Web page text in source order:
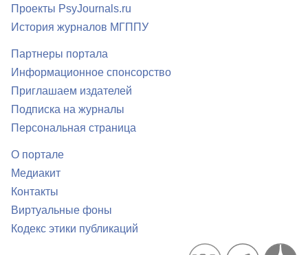
Проекты PsyJournals.ru
История журналов МГППУ
Партнеры портала
Информационное спонсорство
Приглашаем издателей
Подписка на журналы
Персональная страница
О портале
Медиакит
Контакты
Виртуальные фоны
Кодекс этики публикаций